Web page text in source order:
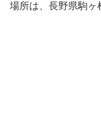
場所は、長野県駒ヶ